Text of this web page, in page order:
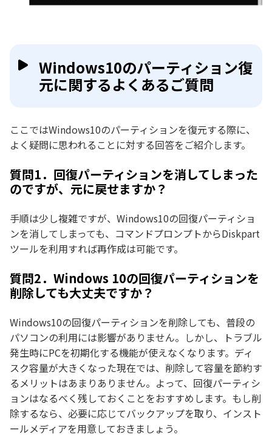
Windows10のパーティション復
元に関するよくあるご質問
ここではWindows10のパーティションを復元する際に、
よく疑問に思われることに対する回答をご紹介します。
質問1．回復パーティションを消してしまった
のですが、元に戻せますか？
手順は少し複雑ですが、Windows10の回復パーティショ
ンを消してしまっても、コマンドプロンプトからDiskpart
ツールを利用すれば再作成は可能です。
質問2．Windows 10の回復パーティションを
削除しても大丈夫ですか？
Windows10の回復パーティションを削除しても、普段の
パソコンの利用には影響がありません。しかし、トラブル
発生時にPCを初期化する機能が使えなくなります。ディ
スク容量が大きくなった現在では、削除して容量を節約す
るメリットはあまりありません。よって、回復パーティシ
ョンはなるべく残しておくことをおすすめします。もし削
除するなら、必要に応じてバックアップを取り、インスト
ールメディアを用意しておきましょう。